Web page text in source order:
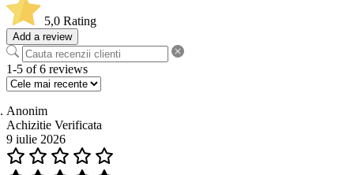
5,0 Rating
Add a review
1-5 of 6 reviews
Anonim
Achizitie Verificata
9 iulie 2026